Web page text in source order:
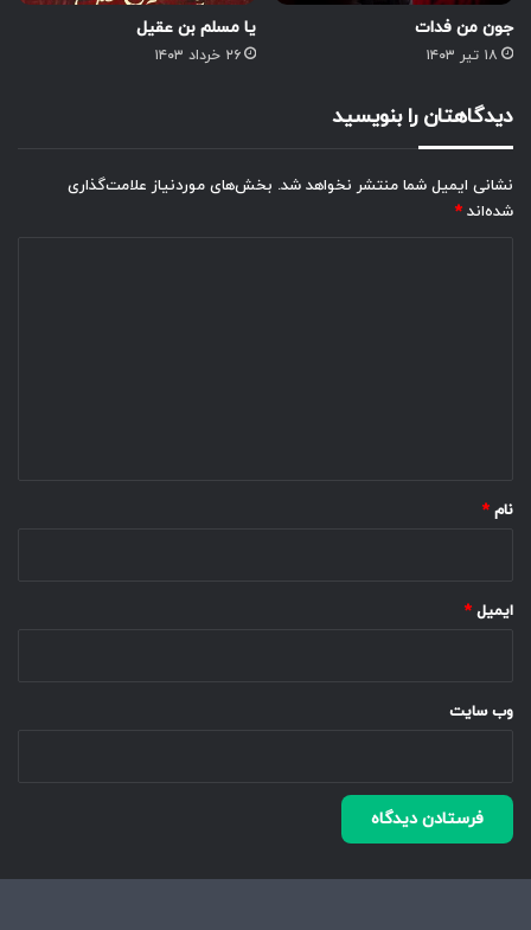
جون من فدات
۱۸ تیر ۱۴۰۳
یا مسلم بن عقیل
۲۶ خرداد ۱۴۰۳
دیدگاهتان را بنویسید
نشانی ایمیل شما منتشر نخواهد شد. بخش‌های موردنیاز علامت‌گذاری
شده‌اند *
نام *
ایمیل *
وب‌ سایت